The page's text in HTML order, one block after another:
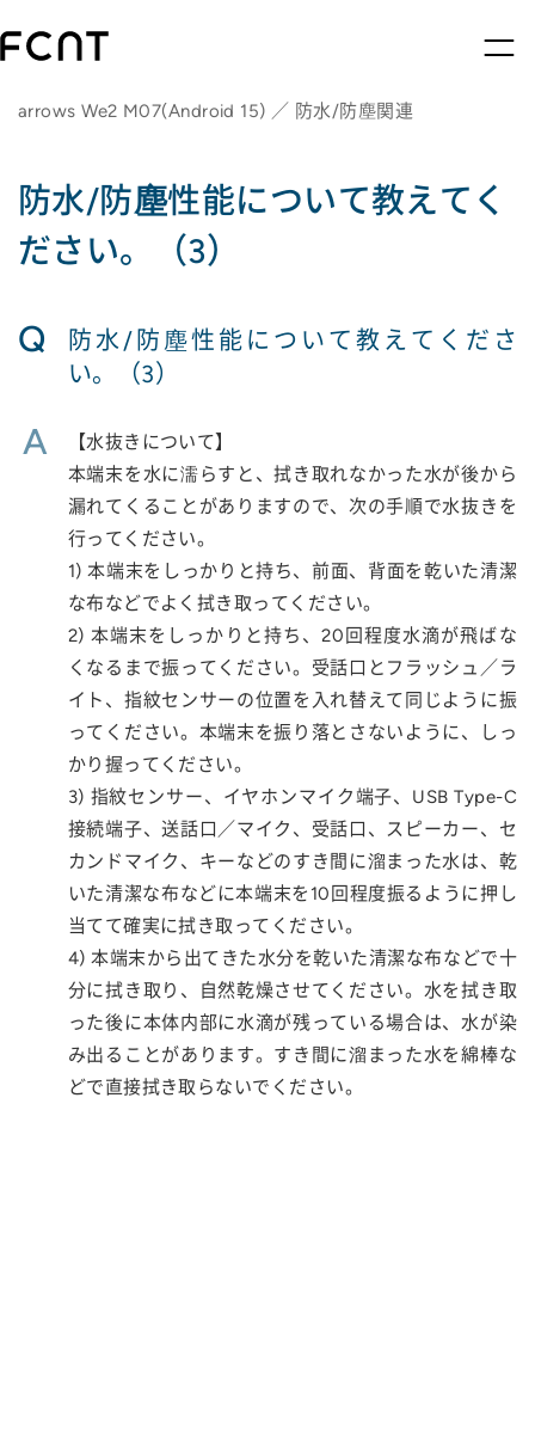
arrows We2 M07(Android 15) ／ 防水/防塵関連
防水/防塵性能について教えてく
ださい。（3）
Q
防水/防塵性能について教えてくださ
い。（3）
A
【水抜きについて】
本端末を水に濡らすと、拭き取れなかった水が後から
漏れてくることがありますので、次の手順で水抜きを
行ってください。
1) 本端末をしっかりと持ち、前面、背面を乾いた清潔
な布などでよく拭き取ってください。
2) 本端末をしっかりと持ち、20回程度水滴が飛ばな
くなるまで振ってください。受話口とフラッシュ／ラ
イト、指紋センサーの位置を入れ替えて同じように振
ってください。本端末を振り落とさないように、しっ
かり握ってください。
3) 指紋センサー、イヤホンマイク端子、USB Type-C
接続端子、送話口／マイク、受話口、スピーカー、セ
カンドマイク、キーなどのすき間に溜まった水は、乾
いた清潔な布などに本端末を10回程度振るように押し
当てて確実に拭き取ってください。
4) 本端末から出てきた水分を乾いた清潔な布などで十
分に拭き取り、自然乾燥させてください。水を拭き取
った後に本体内部に水滴が残っている場合は、水が染
み出ることがあります。すき間に溜まった水を綿棒な
どで直接拭き取らないでください。